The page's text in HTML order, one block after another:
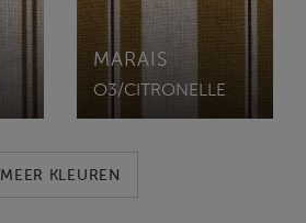
MARAIS
O3/CITRONELLE
MEER KLEUREN